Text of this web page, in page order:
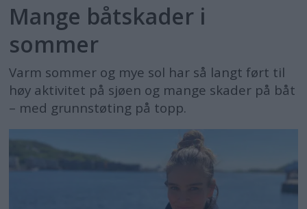
Bøter: Brudd på påbudet kan
straffes med forenklet forelegg eller
bøter for personer som er 15 år eller
eldre. Barn under 15 år kan ikke
bøtelegges fordi de er under den
Spesielle unntak:
Det kan gis
unntak for påbudet for organisert
Mange båtskader i
sommer
Varm sommer og mye sol har så langt ført til
høy aktivitet på sjøen og mange skader på båt
– med grunnstøting på topp.